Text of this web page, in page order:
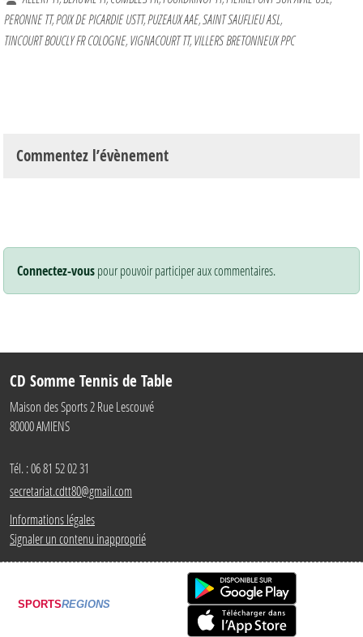
PERONNE TT POIX DE PICARDIE USTT PUZEAUX AAE SAINT SAUFLIEU ASL
TINCOURT BOUCLY FR COLOGNE VIGNACOURT TT VILLERS BRETONNEUX PPC
Commentez l’évènement
Connectez-vouspour pouvoir participer aux commentaires.
CD Somme Tennis de Table
Maison des Sports 2 Rue Lescouvé
80000AMIENS
Tél. :06 81 52 02 31
secretariat.cdtt80@gmail.com
Informations légales
Signaler un contenu inapproprié
SPORTSREGIONS